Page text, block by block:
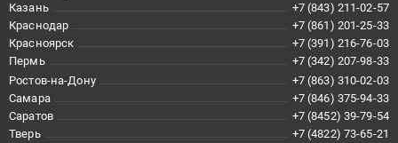
Казань
+7 (843) 211-02-57
Краснодар
+7 (861) 201-25-33
Красноярск
+7 (391) 216-76-03
Пермь
+7 (342) 207-98-33
Ростов-на-Дону
+7 (863) 310-02-03
Самара
+7 (846) 375-94-33
Саратов
+7 (8452) 39-79-54
Тверь
+7 (4822) 73-65-21